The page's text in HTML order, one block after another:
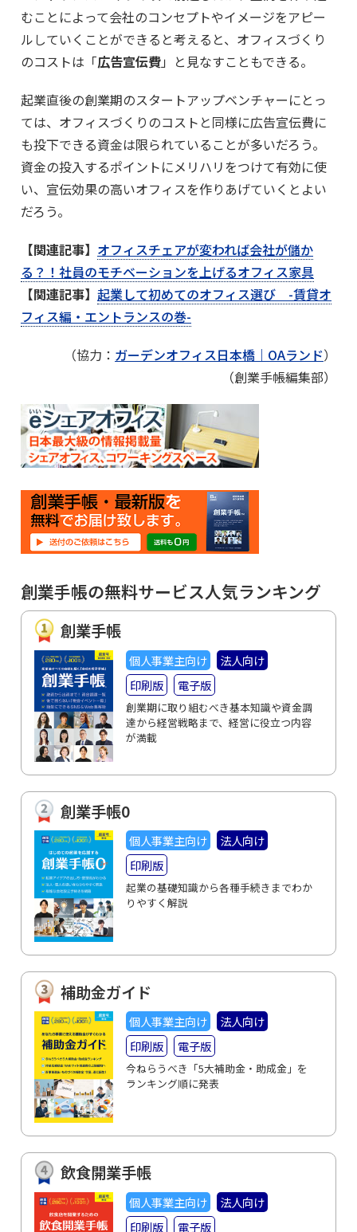
むことによって会社のコンセプトやイメージをアピー
ルしていくことができると考えると、オフィスづくり
のコストは「広告宣伝費」と見なすこともできる。
起業直後の創業期のスタートアップベンチャーにとっ
ては、オフィスづくりのコストと同様に広告宣伝費に
も投下できる資金は限られていることが多いだろう。
資金の投入するポイントにメリハリをつけて有効に使
い、宣伝効果の高いオフィスを作りあげていくとよい
だろう。
【関連記事】 オフィスチェアが変われば会社が儲か
る？！社員のモチベーションを上げるオフィス家具
【関連記事】 起業して初めてのオフィス選び -賃貸オ
フィス編・エントランスの巻-
（協力： ガーデンオフィス日本橋｜OAランド）
（創業手帳編集部）
創業手帳の無料サービス人気ランキング
創業手帳
個人事業主向け
法人向け
印刷版
電子版
創業期に取り組むべき基本知識や資金調
達から経営戦略まで、経営に役立つ内容
が満載
創業手帳0
個人事業主向け
法人向け
印刷版
起業の基礎知識から各種手続きまでわか
りやすく解説
補助金ガイド
個人事業主向け
法人向け
印刷版
電子版
今ねらうべき「5大補助金・助成金」を
ランキング順に発表
飲食開業手帳
個人事業主向け
法人向け
印刷版
電子版